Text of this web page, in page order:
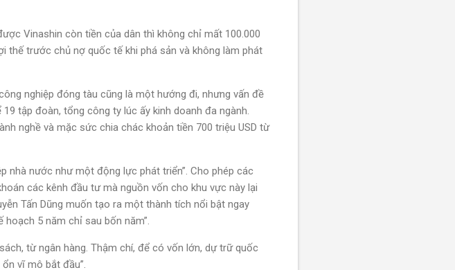
Vinashin còn tiền của dân thì không chỉ mất 100.000
thế trước chủ nợ quốc tế khi phá sản và không làm phát
nghiệp đóng tàu cũng là một hướng đi, nhưng vấn đề
tập đoàn, tổng công ty lúc ấy kinh doanh đa ngành.
nghề và mặc sức chia chác khoản tiền 700 triệu USD từ
nhà nước như một động lực phát triển”. Cho phép các
các kênh đầu tư mà nguồn vốn cho khu vực này lại
Tấn Dũng muốn tạo ra một thành tích nổi bật ngay
5 năm chỉ sau bốn năm”.
từ ngân hàng. Thậm chí, để có vốn lớn, dự trữ quốc
vĩ mô bắt đầu”.